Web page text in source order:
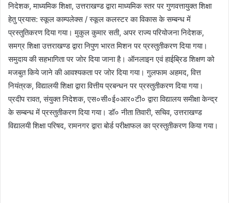
निदेशक, माध्यमिक शिक्षा, उत्तराखण्ड द्वारा माध्यमिक स्तर पर गुणवत्तायुक्त शिक्षा
हेतु प्रयास: स्कूल काम्पलेक्स / स्कूल कलस्टर का विकास के सम्बन्ध में
प्रस्तुतिकरण दिया गया। मुकुल कुमार सती, अपर राज्य परियोजना निदेशक,
समग्र शिक्षा उत्तराखण्ड द्वारा निपुण भारत मिशन पर प्रस्तुतीकरण दिया गया।
समुदाय की सहभागिता पर जोर दिया जाना है। ऑनलाइन एवं हाईब्रिड शिक्षण को
मजबुत किये जाने की आवश्यकता पर जोर दिया गया। गुलफाम अहमद, वित्त
नियंत्रक, विद्यालयी शिक्षा द्वारा वित्तीय प्रबन्धन पर प्रस्तुतीकरण दिया गया।
प्रदीप रावत, संयुक्त निदेशक, एस०सी०ई०आर०टी० द्वारा विद्यालय समीक्षा केन्द्र
के सम्बन्ध में प्रस्तुतीकरण दिया गया। डॉ० नीता तिवारी, सचिव, उत्तराखण्ड
विद्यालयी शिक्षा परिषद, रामनगर द्वारा बोर्ड परीक्षाफल का प्रस्तुतीकरण किया गया।